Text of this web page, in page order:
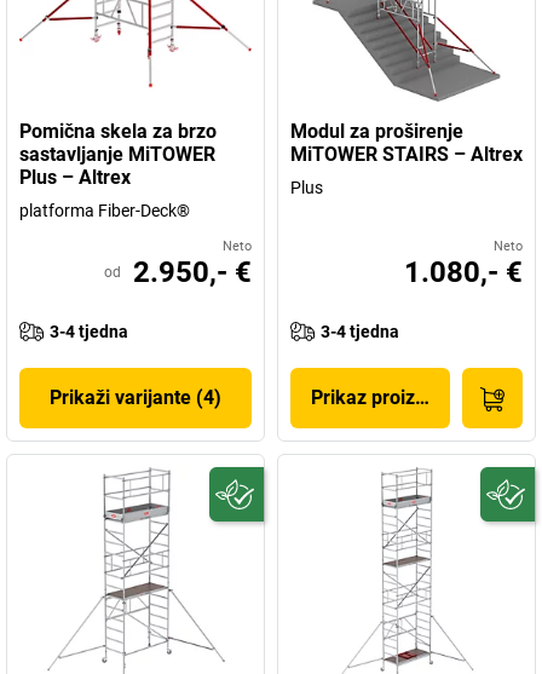
Pomična skela za brzo
sastavljanje MiTOWER
Plus – Altrex
platforma Fiber-Deck®
Neto
od 2.950,- €
3-4 tjedna
Prikaži varijante (4)
Modul za proširenje
MiTOWER STAIRS – Altrex
Plus
Neto
1.080,- €
3-4 tjedna
Prikaz proizvoda